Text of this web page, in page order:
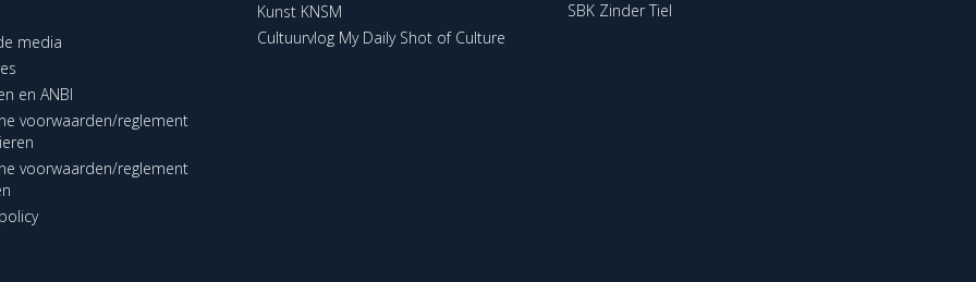
media
en ANBI
voorwaarden/reglement
voorwaarden/reglement
Kunst KNSM
Cultuurvlog My Daily Shot of Culture
SBK Zinder Tiel